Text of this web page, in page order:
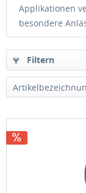
Applikationen
besondere
Filtern